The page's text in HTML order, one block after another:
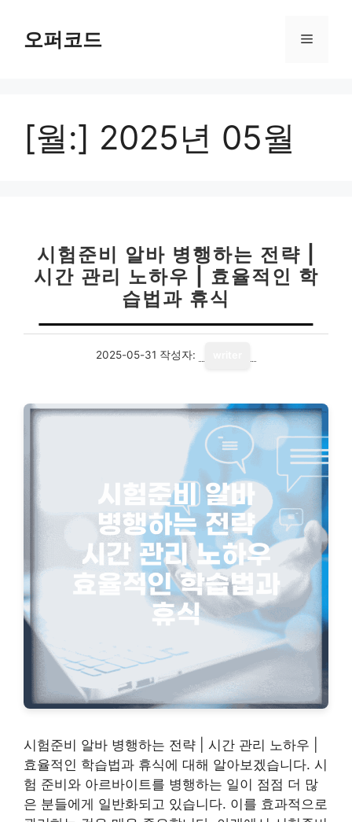
오퍼코드 메
[월:] 2025년 05월
시험준비 알바 병행하는 전략 |
시간 관리 노하우 | 효율적인 학
습법과 휴식
2025-05-31 작성자:
시험준비 알바 병행하는 전략 | 시간 관리 노하우 |
효율적인 학습법과 휴식에 대해 알아보겠습니다. 시
험 준비와 아르바이트를 병행하는 일이 점점 더 많
은 분들에게 일반화되고 있습니다. 이를 효과적으로